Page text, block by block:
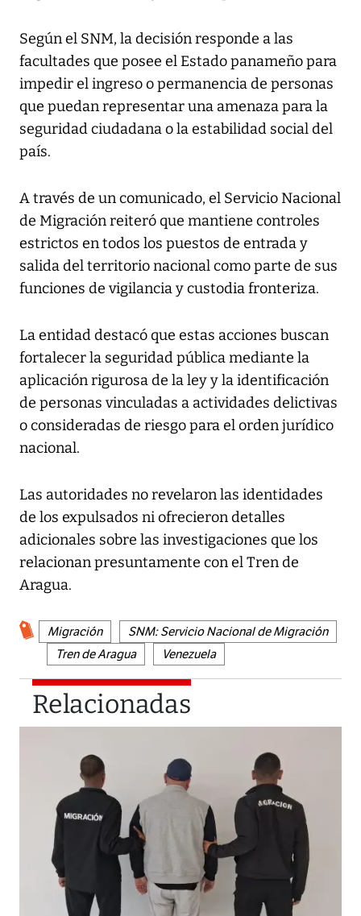
Según el SNM, la decisión responde a las
facultades que posee el Estado panameño para
impedir el ingreso o permanencia de personas
que puedan representar una amenaza para la
seguridad ciudadana o la estabilidad social del
país.
A través de un comunicado, el Servicio Nacional
de Migración reiteró que mantiene controles
estrictos en todos los puestos de entrada y
salida del territorio nacional como parte de sus
funciones de vigilancia y custodia fronteriza.
La entidad destacó que estas acciones buscan
fortalecer la seguridad pública mediante la
aplicación rigurosa de la ley y la identificación
de personas vinculadas a actividades delictivas
o consideradas de riesgo para el orden jurídico
nacional.
Las autoridades no revelaron las identidades
de los expulsados ni ofrecieron detalles
adicionales sobre las investigaciones que los
relacionan presuntamente con el Tren de
Aragua.
Migración
SNM: Servicio Nacional de Migración
Tren de Aragua
Venezuela
Relacionadas